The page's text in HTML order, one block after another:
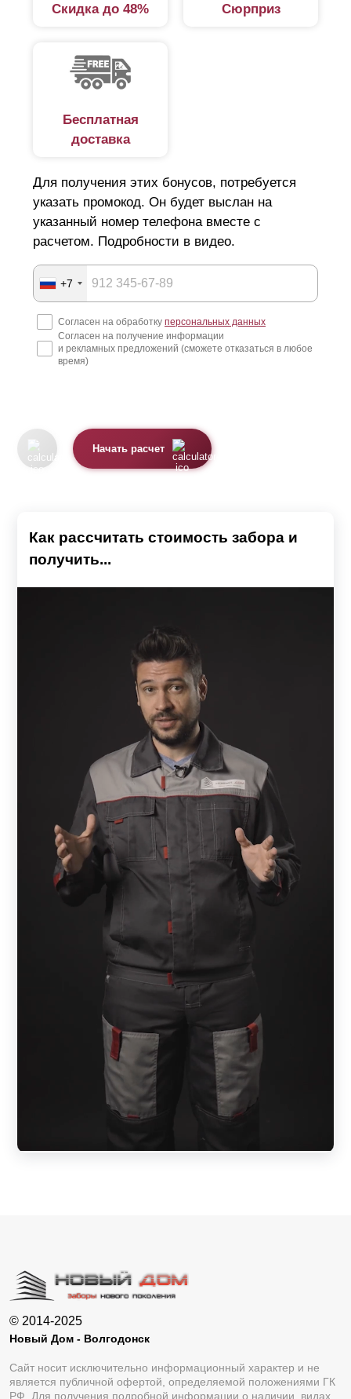
Скидка до 48% Сюрприз
Бесплатная
доставка
Для получения этих бонусов, потребуется
указать промокод. Он будет выслан на
указанный номер телефона вместе с
расчетом. Подробности в видео.
+7
Согласен на обработку персональных данных
Согласен на получение информации
и рекламных предложений (сможете отказаться в любое
время)
Начать расчет
Как рассчитать стоимость забора и
получить...
© 2014-2025
Новый Дом - Волгодонск
Сайт носит исключительно информационный характер и не
является публичной офертой, определяемой положениями ГК
РФ. Для получения подробной информации о наличии, видах,